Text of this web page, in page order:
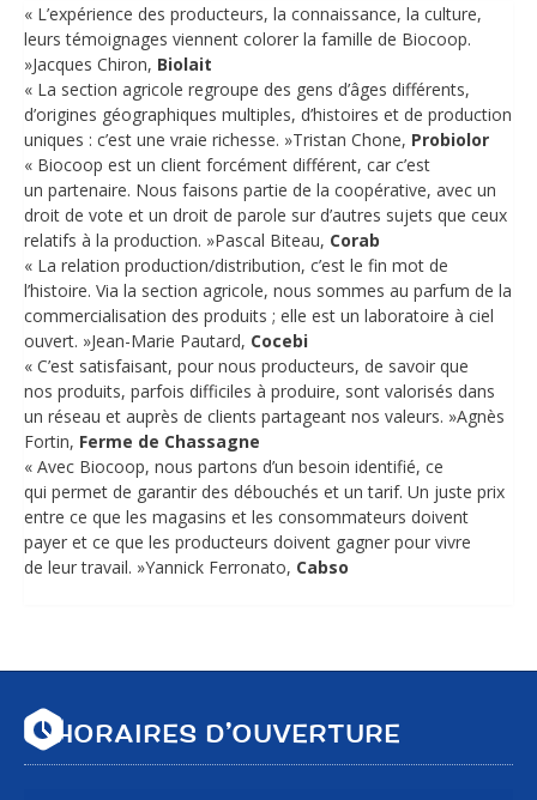
« L’expérience des producteurs, la connaissance, la culture,
leurs témoignages viennent colorer la famille de Biocoop.
»Jacques Chiron, Biolait
« La section agricole regroupe des gens d’âges différents,
d’origines géographiques multiples, d’histoires et de production
uniques : c’est une vraie richesse. »Tristan Chone, Probiolor
« Biocoop est un client forcément différent, car c’est
un partenaire. Nous faisons partie de la coopérative, avec un
droit de vote et un droit de parole sur d’autres sujets que ceux
relatifs à la production. »Pascal Biteau, Corab
« La relation production/distribution, c’est le fin mot de
l’histoire. Via la section agricole, nous sommes au parfum de la
commercialisation des produits ; elle est un laboratoire à ciel
ouvert. »Jean-Marie Pautard, Cocebi
« C’est satisfaisant, pour nous producteurs, de savoir que
nos produits, parfois difficiles à produire, sont valorisés dans
un réseau et auprès de clients partageant nos valeurs. »Agnès
Fortin, Ferme de Chassagne
« Avec Biocoop, nous partons d’un besoin identifié, ce
qui permet de garantir des débouchés et un tarif. Un juste prix
entre ce que les magasins et les consommateurs doivent
payer et ce que les producteurs doivent gagner pour vivre
de leur travail. »Yannick Ferronato, Cabso
HORAIRES D’OUVERTURE